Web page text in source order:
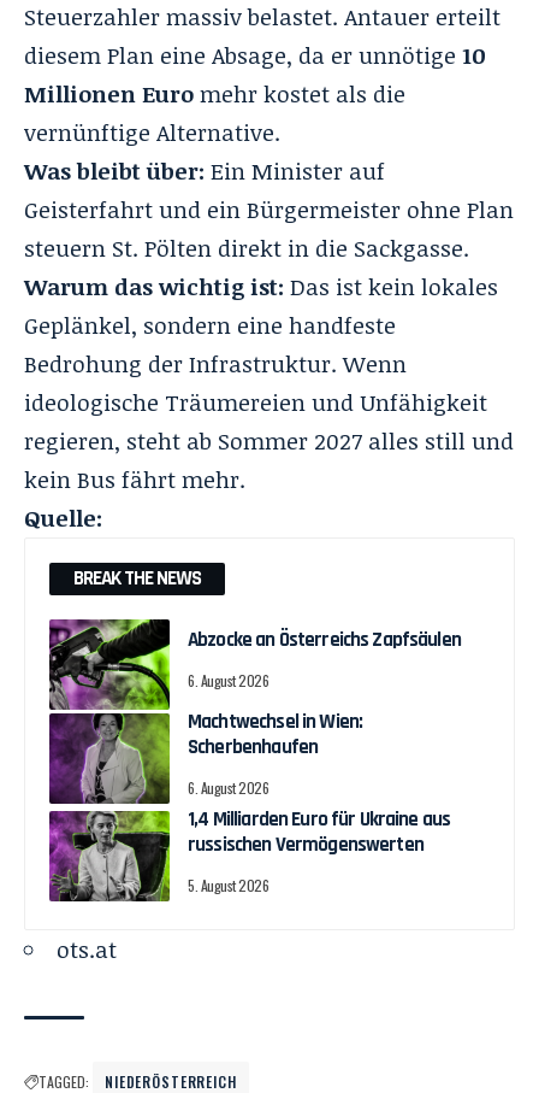
Steuerzahler massiv belastet. Antauer erteilt
diesem Plan eine Absage, da er unnötige 10
Millionen Euromehr kostet als die
vernünftige Alternative.
Was bleibt über: Ein Minister auf
Geisterfahrt und ein Bürgermeister ohne Plan
steuern St. Pölten direkt in die Sackgasse.
Warum das wichtig ist: Das ist kein lokales
Geplänkel, sondern eine handfeste
Bedrohung der Infrastruktur. Wenn
ideologische Träumereien und Unfähigkeit
regieren, steht ab Sommer 2027 alles still und
kein Bus fährt mehr.
Quelle:
BREAK THE NEWS
Abzocke an Österreichs Zapfsäulen
6. August 2026
Machtwechsel in Wien:
Scherbenhaufen
6. August 2026
1,4 Milliarden Euro für Ukraine aus
russischen Vermögenswerten
5. August 2026
ots.at
TAGGED: NIEDERÖSTERREICH